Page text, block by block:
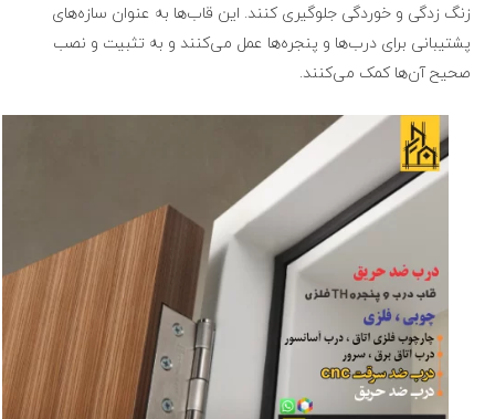
زنگ زدگی و خوردگی جلوگیری کنند. این قاب‌ها به عنوان سازه‌های
پشتیبانی برای درب‌ها و پنجره‌ها عمل می‌کنند و به تثبیت و نصب
صحیح آن‌ها کمک می‌کنند.